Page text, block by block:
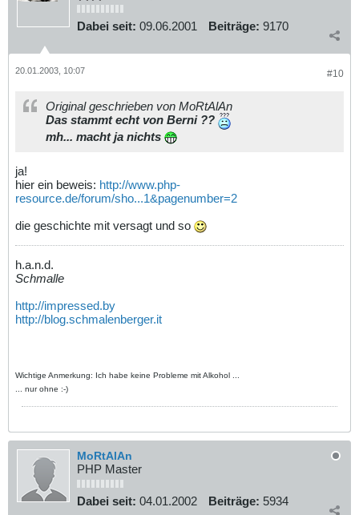
Dabei seit: 09.06.2001 Beiträge: 9170
#10
20.01.2003, 10:07
Original geschrieben von MoRtAlAn
Das stammt echt von Berni ??
mh... macht ja nichts
ja!
hier ein beweis: http://www.php-
resource.de/forum/sho...1&pagenumber=2
die geschichte mit versagt und so
h.a.n.d.
Schmalle
http://impressed.by
http://blog.schmalenberger.it
Wichtige Anmerkung: Ich habe keine Probleme mit Alkohol ...
... nur ohne :-)
MoRtAlAn
PHP Master
Dabei seit: 04.01.2002 Beiträge: 5934